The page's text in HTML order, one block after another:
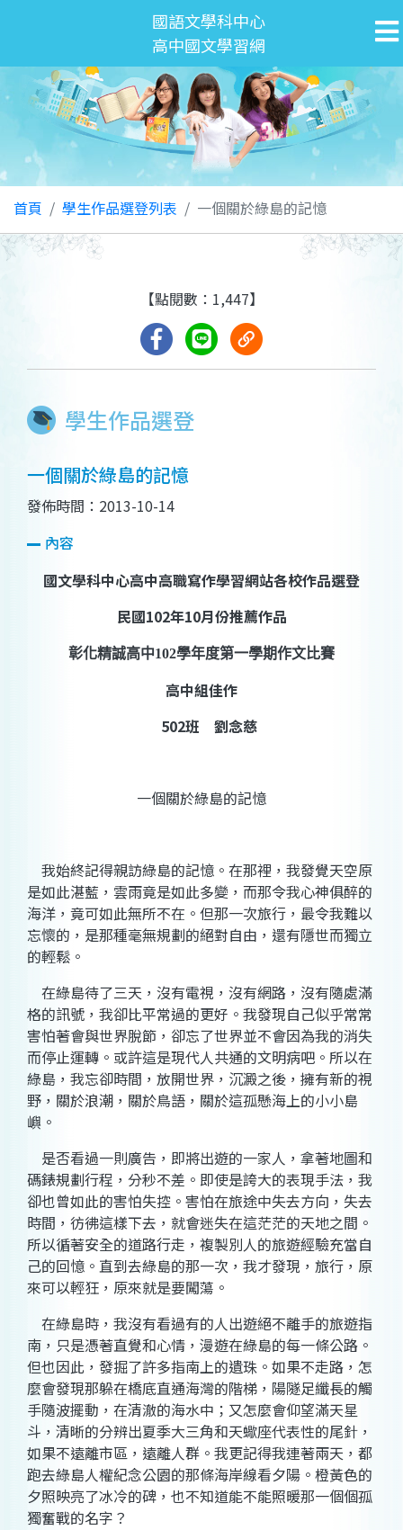
國語文學科中心
高中國文學習網
首頁 學生作品選登列表 一個關於綠島的記憶
學生作品選登
【點閱數：1,447】
一個關於綠島的記憶
發佈時間：2013-10-14
內容
國文學科中心高中高職寫作學習網站各校作品選登
民國102年10月份推薦作品
彰化精誠高中102學年度第一學期作文比賽
高中組佳作
502班 劉念慈
一個關於綠島的記憶
我始終記得親訪綠島的記憶。在那裡，我發覺天空原
是如此湛藍，雲雨竟是如此多變，而那令我心神俱醉的
海洋，竟可如此無所不在。但那一次旅行，最令我難以
忘懷的，是那種毫無規劃的絕對自由，還有隱世而獨立
的輕鬆。
在綠島待了三天，沒有電視，沒有網路，沒有隨處滿
格的訊號，我卻比平常過的更好。我發現自己似乎常常
害怕著會與世界脫節，卻忘了世界並不會因為我的消失
而停止運轉。或許這是現代人共通的文明病吧。所以在
綠島，我忘卻時間，放開世界，沉澱之後，擁有新的視
野，關於浪潮，關於鳥語，關於這孤懸海上的小小島
嶼。
是否看過一則廣告，即將出遊的一家人，拿著地圖和
碼錶規劃行程，分秒不差。即使是誇大的表現手法，我
卻也曾如此的害怕失控。害怕在旅途中失去方向，失去
時間，彷彿這樣下去，就會迷失在這茫茫的天地之間。
所以循著安全的道路行走，複製別人的旅遊經驗充當自
己的回憶。直到去綠島的那一次，我才發現，旅行，原
來可以輕狂，原來就是要闖蕩。
在綠島時，我沒有看過有的人出遊絕不離手的旅遊指
南，只是憑著直覺和心情，漫遊在綠島的每一條公路。
但也因此，發掘了許多指南上的遺珠。如果不走路，怎
麼會發現那躲在橋底直通海灣的階梯，陽隧足纖長的觸
手隨波擺動，在清澈的海水中；又怎麼會仰望滿天星
斗，清晰的分辨出夏季大三角和天蠍座代表性的尾針，
如果不遠離市區，遠離人群。我更記得我連著兩天，都
跑去綠島人權紀念公園的那條海岸線看夕陽。橙黃色的
夕照映亮了冰冷的碑，也不知道能不能照暖那一個個孤
獨奮戰的名字？